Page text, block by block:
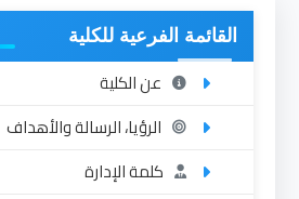
القائمة الفرعية للكلية
عن الكلية
الرؤيا، الرسالة والأهداف
كلمة الإدارة